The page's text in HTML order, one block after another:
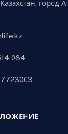
город
084